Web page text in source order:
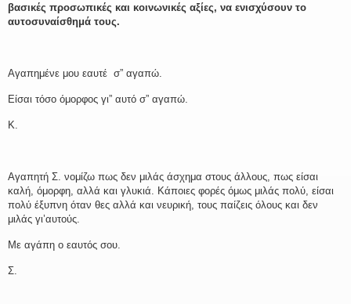
βασικές προσωπικές και κοινωνικές αξίες, να ενισχύσουν το
αυτοσυναίσθημά τους.
Αγαπημένε μου εαυτέ σ” αγαπώ.
Είσαι τόσο όμορφος γι” αυτό σ” αγαπώ.
Κ.
Αγαπητή Σ. νομίζω πως δεν μιλάς άσχημα στους άλλους, πως είσαι
καλή, όμορφη, αλλά και γλυκιά. Κάποιες φορές όμως μιλάς πολύ, είσαι
πολύ έξυπνη όταν θες αλλά και νευρική, τους παίζεις όλους και δεν
μιλάς γι’αυτούς.
Με αγάπη ο εαυτός σου.
Σ.